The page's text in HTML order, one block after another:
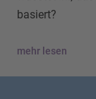
basiert?
mehr lesen